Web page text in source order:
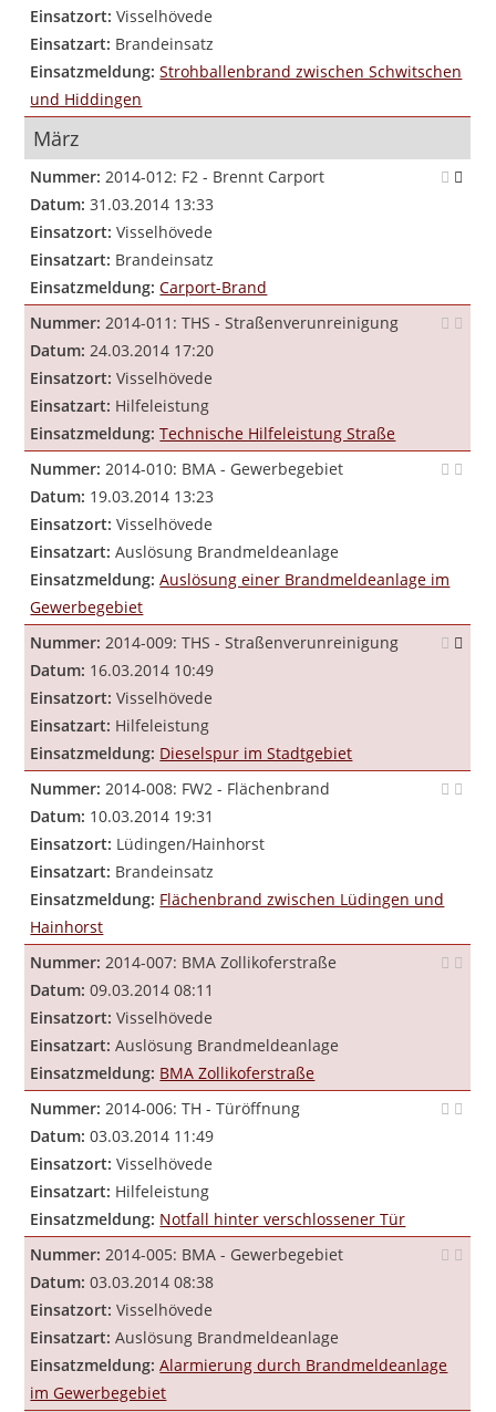
Einsatzort: Visselhövede
Einsatzart: Brandeinsatz
Einsatzmeldung: Strohballenbrand zwischen Schwitschen
und Hiddingen
März
Nummer: 2014-012: F2 - Brennt Carport
Datum: 31.03.2014 13:33
Einsatzort: Visselhövede
Einsatzart: Brandeinsatz
Einsatzmeldung: Carport-Brand
Nummer: 2014-011: THS - Straßenverunreinigung
Datum: 24.03.2014 17:20
Einsatzort: Visselhövede
Einsatzart: Hilfeleistung
Einsatzmeldung: Technische Hilfeleistung Straße
Nummer: 2014-010: BMA - Gewerbegebiet
Datum: 19.03.2014 13:23
Einsatzort: Visselhövede
Einsatzart: Auslösung Brandmeldeanlage
Einsatzmeldung: Auslösung einer Brandmeldeanlage im
Gewerbegebiet
Nummer: 2014-009: THS - Straßenverunreinigung
Datum: 16.03.2014 10:49
Einsatzort: Visselhövede
Einsatzart: Hilfeleistung
Einsatzmeldung: Dieselspur im Stadtgebiet
Nummer: 2014-008: FW2 - Flächenbrand
Datum: 10.03.2014 19:31
Einsatzort: Lüdingen/Hainhorst
Einsatzart: Brandeinsatz
Einsatzmeldung: Flächenbrand zwischen Lüdingen und
Hainhorst
Nummer: 2014-007: BMA Zollikoferstraße
Datum: 09.03.2014 08:11
Einsatzort: Visselhövede
Einsatzart: Auslösung Brandmeldeanlage
Einsatzmeldung: BMA Zollikoferstraße
Nummer: 2014-006: TH - Türöffnung
Datum: 03.03.2014 11:49
Einsatzort: Visselhövede
Einsatzart: Hilfeleistung
Einsatzmeldung: Notfall hinter verschlossener Tür
Nummer: 2014-005: BMA - Gewerbegebiet
Datum: 03.03.2014 08:38
Einsatzort: Visselhövede
Einsatzart: Auslösung Brandmeldeanlage
Einsatzmeldung: Alarmierung durch Brandmeldeanlage
im Gewerbegebiet